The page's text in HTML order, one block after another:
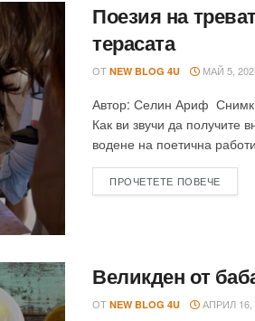
Поезия на
терасата
ОТ NEW BLOG 4U МАЙ 5,
Автор: Селин Ариф
Как ви звучи да получите
водене на поетична
ПРОЧЕТЕТЕ ПОВЕЧЕ
Великден от
ОТ NEW BLOG 4U АПРИЛ 16,